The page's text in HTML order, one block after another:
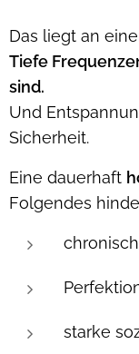
Das liegt an
Tiefe
sind.
Und
Sicherheit.
Eine dauerhaft
Folgendes
starke